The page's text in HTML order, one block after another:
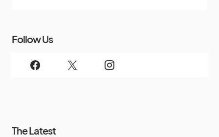
Follow Us
The Latest